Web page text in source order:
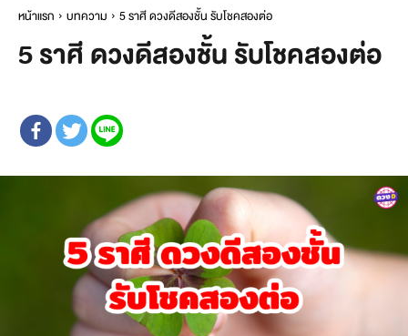
หน้าแรก บทความ 5 ราศี ดวงดีสองชั้น รับโชคสองต่อ
5 ราศี ดวงดีสองชั้น รับโชคสองต่อ